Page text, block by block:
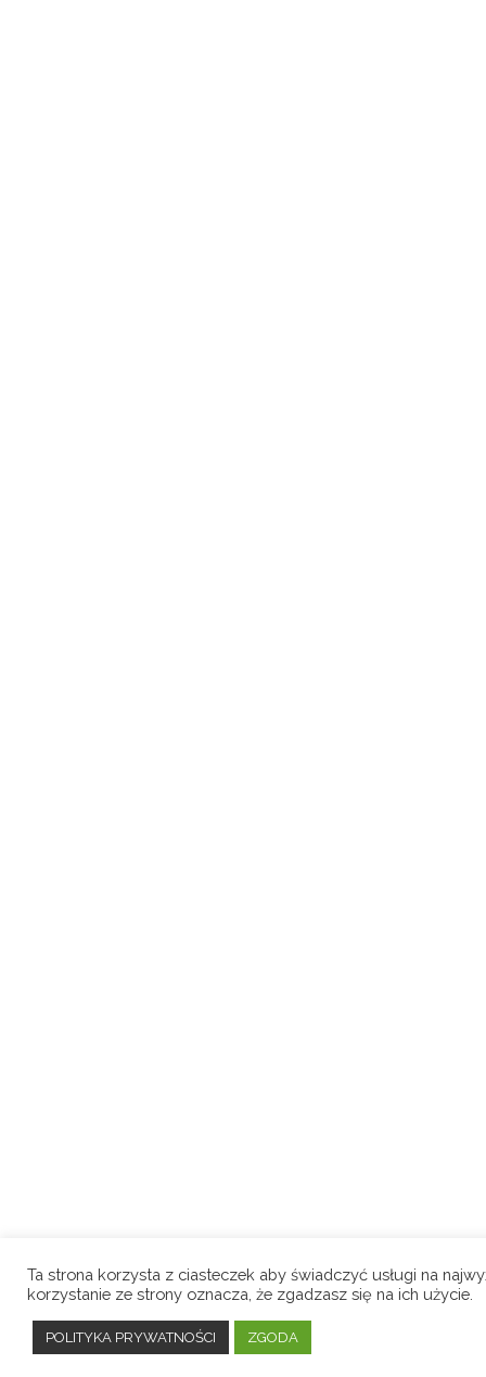
Ta strona korzysta z ciasteczek aby świadczyć usługi na
korzystanie ze strony oznacza, że zgadzasz się na ich użycie.
POLITYKA PRYWATNOŚCI ZGODA